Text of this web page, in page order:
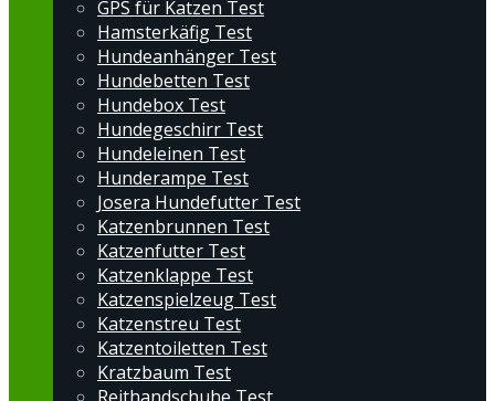
GPS für Katzen Test
Hamsterkäfig Test
Hundeanhänger Test
Hundebetten Test
Hundebox Test
Hundegeschirr Test
Hundeleinen Test
Hunderampe Test
Josera Hundefutter Test
Katzenbrunnen Test
Katzenfutter Test
Katzenklappe Test
Katzenspielzeug Test
Katzenstreu Test
Katzentoiletten Test
Kratzbaum Test